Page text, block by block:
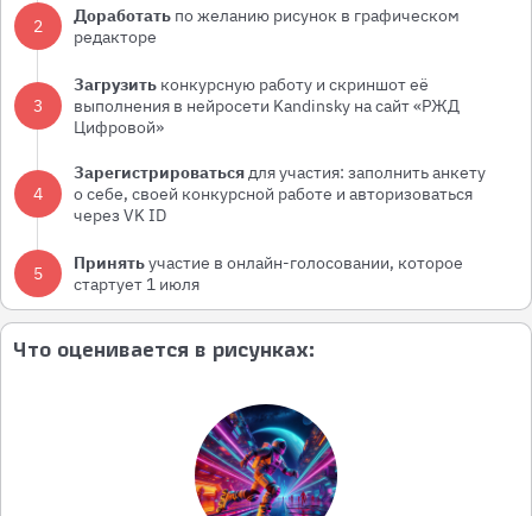
2 Доработать по желанию рисунок в графическом
редакторе
3
Загрузить конкурсную работу и скриншот её
выполнения в нейросети Kandinsky на сайт «РЖД
Цифровой»
4
Зарегистрироватьсядля участия: заполнить анкету
о себе, своей конкурсной работе и авторизоваться
через VK ID
5 Принятьучастие в онлайн-голосовании, которое
стартует 1 июля
Что оценивается в рисунках: